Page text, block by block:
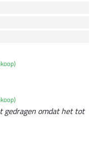
gedragen omdat het tot